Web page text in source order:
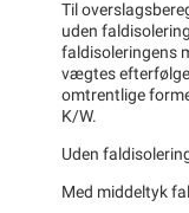
Til
uden
faldisoleringens
vægtes
omtrentlige
K/W.
Uden
Med middeltyk